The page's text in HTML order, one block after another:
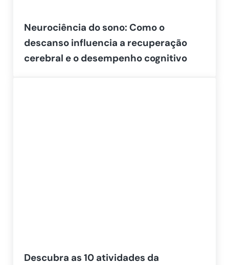
Neurociência do sono: Como o
descanso influencia a recuperação
cerebral e o desempenho cognitivo
Descubra as 10 atividades da